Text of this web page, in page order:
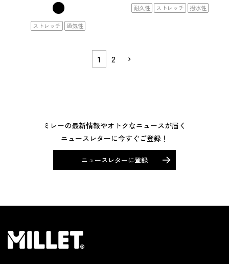
ストレッチ 通気性
耐久性 ストレッチ 撥水性
1 2
ミレーの最新情報やオトクなニュースが届く
ニュースレターに今すぐご登録！
ニュースレターに登録